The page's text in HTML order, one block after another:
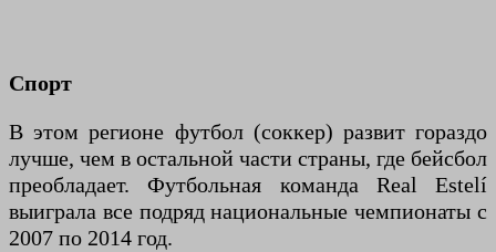
Спорт
В этом регионе футбол (соккер) развит гораздо
лучше, чем в остальной части страны, где бейсбол
преобладает. Футбольная команда Real Estelí
выиграла все подряд национальные чемпионаты с
2007 по 2014 год.